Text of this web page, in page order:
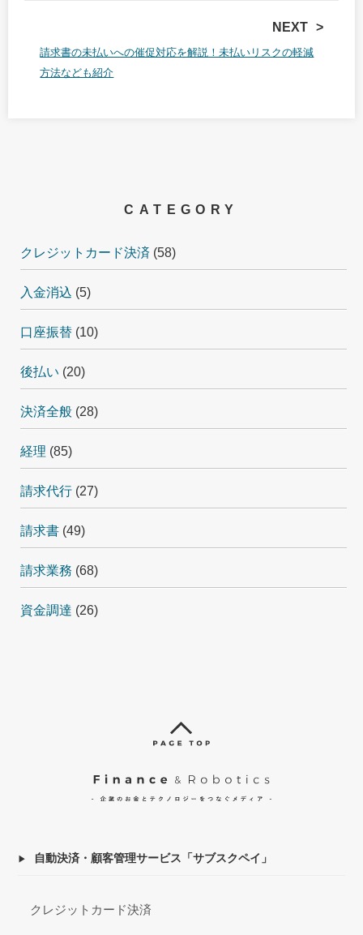
NEXT
請求書の未払いへの催促対応を解説！未払いリスクの軽減
方法なども紹介
CATEGORY
クレジットカード決済 (58)
入金消込 (5)
口座振替 (10)
後払い (20)
決済全般 (28)
経理 (85)
請求代行 (27)
請求書 (49)
請求業務 (68)
資金調達 (26)
自動決済・顧客管理サービス「サブスクペイ」
クレジットカード決済